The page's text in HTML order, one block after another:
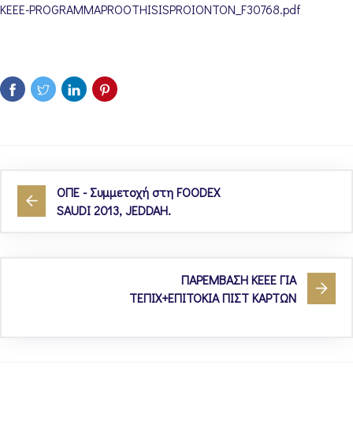
KEEE-PROGRAMMAPROOTHISISPROIONTON_F30768.pdf
ΟΠΕ - Συμμετοχή στη FOODEX
SAUDI 2013, JEDDAH.
ΠΑΡΕΜΒΑΣΗ ΚΕΕΕ ΓΙΑ
ΤΕΠΙΧ+ΕΠΙΤΟΚΙΑ ΠΙΣΤ ΚΑΡΤΩΝ